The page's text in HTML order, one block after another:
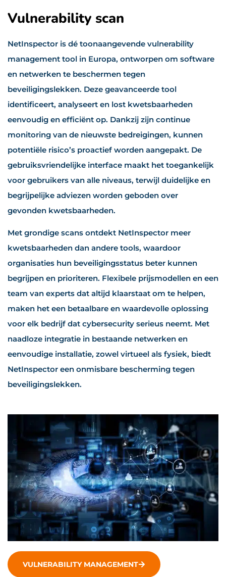
Vulnerability scan
NetInspector is dé toonaangevende vulnerability
management tool in Europa, ontworpen om software
en netwerken te beschermen tegen
beveiligingslekken. Deze geavanceerde tool
identificeert, analyseert en lost kwetsbaarheden
eenvoudig en efficiënt op. Dankzij zijn continue
monitoring van de nieuwste bedreigingen, kunnen
potentiële risico’s proactief worden aangepakt. De
gebruiksvriendelijke interface maakt het toegankelijk
voor gebruikers van alle niveaus, terwijl duidelijke en
begrijpelijke adviezen worden geboden over
gevonden kwetsbaarheden.
Met grondige scans ontdekt NetInspector meer
kwetsbaarheden dan andere tools, waardoor
organisaties hun beveiligingsstatus beter kunnen
begrijpen en prioriteren. Flexibele prijsmodellen en een
team van experts dat altijd klaarstaat om te helpen,
maken het een betaalbare en waardevolle oplossing
voor elk bedrijf dat cybersecurity serieus neemt. Met
naadloze integratie in bestaande netwerken en
eenvoudige installatie, zowel virtueel als fysiek, biedt
NetInspector een onmisbare bescherming tegen
beveiligingslekken.
VULNERABILITY MANAGEMENT